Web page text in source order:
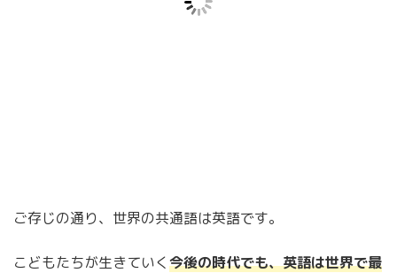
ご存じの通り、世界の共通語は英語です。
こどもたちが生きていく今後の時代でも、英語は世界で最